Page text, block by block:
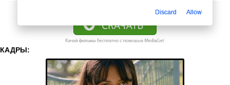
КАДРЫ:
Discard Allow